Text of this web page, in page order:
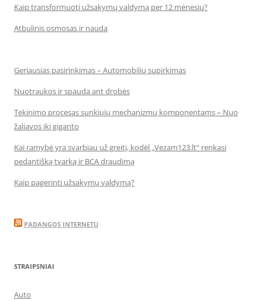
Kaip transformuoti užsakymų valdymą per 12 mėnesių?
Atbulinis osmosas ir nauda
Geriausias pasirinkimas – Automobilių supirkimas
Nuotraukos ir spauda ant drobės
Tekinimo procesas sunkiųjų mechanizmų komponentams – Nuo
žaliavos iki giganto
Kai ramybė yra svarbiau už greitį, kodėl „Vezam123.lt“ renkasi
pedantišką tvarką ir BCA draudimą
Kaip pagerinti užsakymų valdymą?
PADANGOS INTERNETU
STRAIPSNIAI
Auto